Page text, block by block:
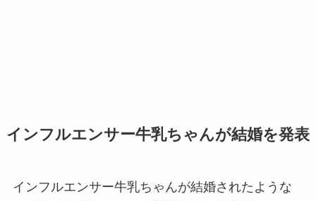
インフルエンサー牛乳ちゃんが結婚を発表
インフルエンサー牛乳ちゃんが結婚されたような